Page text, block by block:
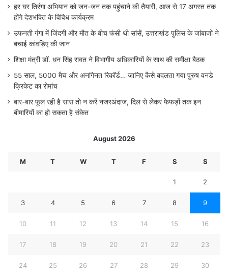
हर घर तिरंगा अभियान को जन-जन तक पहुंचाने की तैयारी, आज से 17 अगस्त तक
होंगे देशभक्ति के विविध कार्यक्रम
उफनती गंगा में जिंदगी और मौत के बीच फंसी थी सांसें, उत्तराखंड पुलिस के जांबाजों ने
बचाई कांवड़िए की जान
शिक्षा मंत्री डॉ. धन सिंह रावत ने विभागीय अधिकारियों के साथ की समीक्षा बैठक
55 साल, 5000 मैच और अनगिनत रिकॉर्ड… जानिए कैसे बदलता गया पुरुष वनडे
क्रिकेट का रोमांच
बार-बार फूल रही है सांस तो न करें नजरअंदाज, दिल से लेकर फेफड़ों तक इन
बीमारियों का हो सकता है संकेत
August 2026
M T W T F S S
1 2
3 4 5 6 7 8 9
10 11 12 13 14 15 16
17 18 19 20 21 22 23
24 25 26 27 28 29 30